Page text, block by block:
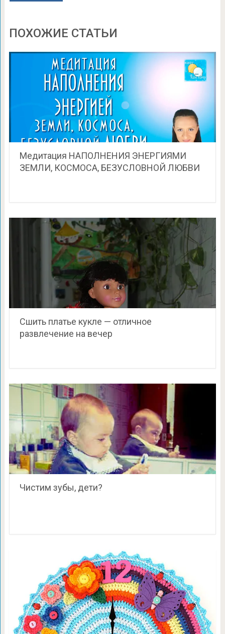
ПОХОЖИЕ СТАТЬИ
Медитация НАПОЛНЕНИЯ ЭНЕРГИЯМИ
ЗЕМЛИ, КОСМОСА, БЕЗУСЛОВНОЙ ЛЮБВИ
Сшить платье кукле — отличное
развлечение на вечер
Чистим зубы, дети?